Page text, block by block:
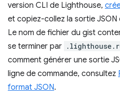
version CLI de Lighthouse,
et copiez-collez la sortie
Le nom de fichier du gist
se terminer par
comment générer une sortie
ligne de commande, consultez
format JSON.